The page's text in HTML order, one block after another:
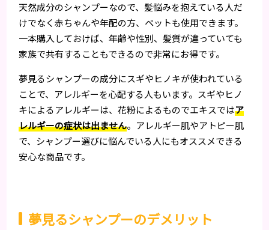
天然成分のシャンプーなので、髪悩みを抱えている人だ
けでなく赤ちゃんや年配の方、ペットも使用できます。
一本購入しておけば、年齢や性別、髪質が違っていても
家族で共有することもできるので非常にお得です。
夢見るシャンプーの成分にスギやヒノキが使われている
ことで、アレルギーを心配する人もいます。スギやヒノ
キによるアレルギーは、花粉によるものでエキスではア
レルギーの症状は出ません。アレルギー肌やアトピー肌
で、シャンプー選びに悩んでいる人にもオススメできる
安心な商品です。
夢見るシャンプーのデメリット